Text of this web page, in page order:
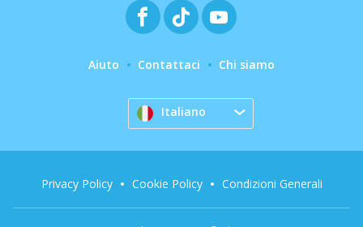
Aiuto Contattaci Chi siamo
Italiano
Privacy Policy Cookie Policy Condizioni Generali